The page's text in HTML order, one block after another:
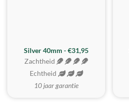
Silver 40mm - €31,95
Zachtheid
Echtheid
10 jaar garantie